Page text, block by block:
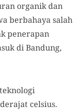
organik dan
berbahaya salah
penerapan
di Bandung,
celsius.